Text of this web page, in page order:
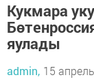
Кукмара
яулады
admin, 15